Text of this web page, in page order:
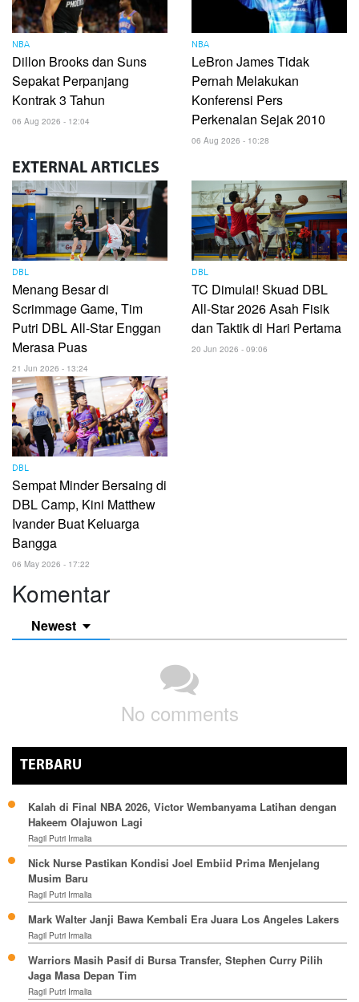
NBA
Dillon Brooks dan Suns
Sepakat Perpanjang
Kontrak 3 Tahun
06 Aug 2026 - 12:04
NBA
LeBron James Tidak
Pernah Melakukan
Konferensi Pers
Perkenalan Sejak 2010
06 Aug 2026 - 10:28
EXTERNAL ARTICLES
DBL
Menang Besar di
Scrimmage Game, Tim
Putri DBL All-Star Enggan
Merasa Puas
21 Jun 2026 - 13:24
DBL
TC Dimulai! Skuad DBL
All-Star 2026 Asah Fisik
dan Taktik di Hari Pertama
20 Jun 2026 - 09:06
DBL
Sempat Minder Bersaing di
DBL Camp, Kini Matthew
Ivander Buat Keluarga
Bangga
06 May 2026 - 17:22
Komentar
Newest
No comments
TERBARU
Kalah di Final NBA 2026, Victor Wembanyama Latihan dengan
Hakeem Olajuwon Lagi
Ragil Putri Irmalia
Nick Nurse Pastikan Kondisi Joel Embiid Prima Menjelang
Musim Baru
Ragil Putri Irmalia
Mark Walter Janji Bawa Kembali Era Juara Los Angeles Lakers
Ragil Putri Irmalia
Warriors Masih Pasif di Bursa Transfer, Stephen Curry Pilih
Jaga Masa Depan Tim
Ragil Putri Irmalia